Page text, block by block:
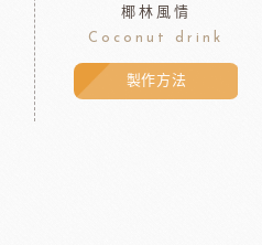
椰林風情
Coconut drink
製作方法